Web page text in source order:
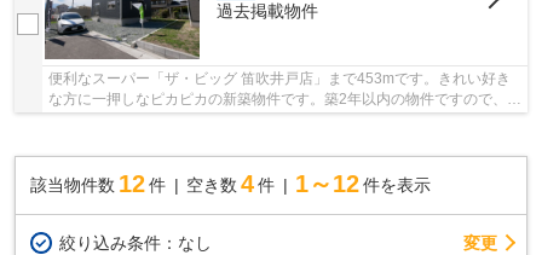
過去掲載物件
便利なスーパー「ザ・ビッグ 笛吹井戸店」まで453mです。きれい好き
な方に一押しなピカピカの新築物件です。築2年以内の物件ですので、外
観もキレイです。こちらの土地は前面道路6m以...
該当物件数 12件 空き数 4 件 1～12 件を表示
絞り込み条件： なし 変更